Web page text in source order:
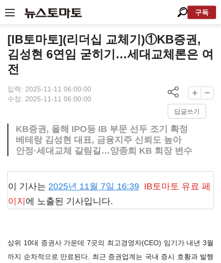
구독
[IB토마토](리더십 교체기)①KB증권,
김성현 6연임 굳히기…세대교체론은 여
전
입력: 2025-11-11 06:00:00
수정: 2025-11-11 06:00:00
답글쓰기
KB증권, 올해 IPO등 IB 부문 선두 조기 확정
베테랑 김성현 대표, 금융지주 신뢰도 높아
안정·세대교체 갈림길…양종희 KB 회장 변수
이 기사는 2025년 11월 7일 16:39 IB토마토 유료 페
이지 에 노출된 기사입니다.
상위 10대 증권사 가운데 7곳의 최고경영자(CEO) 임기가 내년 3월
까지 순차적으로 만료된다. 최근 증권업계는 국내 증시 호황과 발행